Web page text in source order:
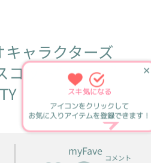
キャラクターズ
コット“クロミ”
✕
スキ気になる
アイコンをクリックして
お気に入りアイテムを登録できます！
myFave コメント